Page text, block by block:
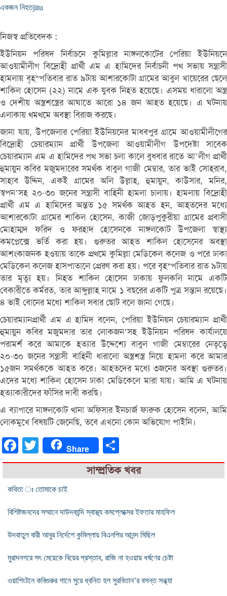
একজন নিহতjitu
নিজস্ব প্রতিবেদক :
ইউনিয়ন পরিষদ নির্বাচনে কুমিল্লার নাঙ্গলকোটের পেরিয়া ইউনিয়নে
আওয়ামীলীগ বিদ্রোহী প্রার্থী এম এ হামিদের নির্বাচনী পথ সভায় সন্ত্রাসী
হামলায় বৃহস্পতিবার রাত ৯টায় আশারকোটা গ্রামের আবুল খায়েরের ছেলে
শাকিল হোসেন (২২) নামে এক যুবক নিহত হয়েছে। এসময় ধারালো অস্ত্র
ও দেশীয় অস্ত্রশস্ত্রের আঘাতে আরো ১৪ জন আহত হয়েছে। এ ঘটনায়
এলাকায় থমথমে অবস্থা বিরাজ করছে।
জানা যায়, উপজেলার পেরিয়া ইউনিয়নের মাধবপুর গ্রামে আওয়ামীলীগের
বিদ্রোহী চেয়ারম্যান প্রার্থী উপজেলা আওয়ামীলীগ উপদেষ্টা সাবেক
চেয়ারম্যান এম এ হামিদের পথ সভা চলা কালে বুধবার রাতে আ’লীগ প্রার্থী
হুমায়ুন কবির মজুমদারের সমর্থক বাবুল গাজী মেম্বার, তার ভাই সোহরাব,
সাহাব উদ্দিন, একই গ্রামের অলি উল্লাহ, হুমায়ুন, কাউসার, মনির,
স্বপন’সহ ২০-৩০ জনের সন্ত্রাসী বাহিনী হামলা চালায়। হামলায় বিদ্রোহী
প্রার্থী এম এ হামিদের অন্তত ১৫ সমর্থক আহত হন, আহতদের মধ্যে
আশারকোটা গ্রামের শাকিল হোসেন, কাজী জোড়পুকুরীয়া গ্রামের প্রবাসী
মোহাম্মদ ফরিদ ও ফরহাদ হোসেনকে নাঙ্গলকোট উপজেলা স্বাস্থ্য
কমপ্লেক্সে ভর্তি করা হয়। গুরুতর আহত শাকিল হোসেনের অবস্থা
আশংকাজনক হওয়ায় তাকে প্রথমে কুমিল্লা মেডিকেল কলেজ ও পরে ঢাকা
মেডিকেল কলেজ হাসপাতালে প্রেরণ করা হয়। পরে বৃহস্পতিবার রাত ৯টায়
তার মৃত্যু হয়। নিহত শাকিল হোসেন ঢাকায় ফুলকলি নামে একটি
বেকারীতে কর্মরত, তার আব্দুল্লাহ নামে ১ বছরের একটি পুত্র সন্তান রয়েছে।
৪ ভাই বোনের মধ্যে শাকিল সবার ছোট বলে জানা গেছে।
চেয়ারম্যানপ্রার্থী এম এ হামিদ বলেন, পেরিয়া ইউনিয়ন চেয়ারম্যান প্রার্থী
হুমায়ুন কবির মজুমদার তার লোকজন’সহ ইউনিয়ন পরিষদ কার্যালয়ে
পরামর্শ করে আমাকে হত্যার উদ্দেশ্যে বাবুল গাজী মেম্বারের নেতৃত্বে
২০-৩০ জনের সন্ত্রাসী বাহিনী ধারালো অস্ত্রশস্ত্র নিয়ে হামলা করে আমার
১৫জন সমর্থককে আহত করে। আহতদের মধ্যে ৩জনের অবস্থা গুরুতর।
এদের মধ্যে শাকিল হোসেন ঢাকা মেডিকেলে মারা যায়। আমি এ ঘটনায়
হত্যাকারীদের ফাঁসির দাবী করছি।
এ ব্যাপারে নাঙ্গলকোট থানা অফিসার ইনচার্জ ফারুক হোসেন বলেন, আমি
লোকমুখে বিষয়টি জেনেছি, তবে এখনো কোন অভিযোগ পাইনি।
FacebookTwitter Share
সাম্প্রতিক খবর
কবিতা ঃ তোমাকে চাই
বিশিষ্টজনদের সম্মানে দাউদকান্দি স্বাস্থ্য কমপ্লেক্সের ইফতার মাহফিল
উদবাতুল বারী আবুর নির্দেশে কুমিল্লায় বিএনপির আনন্দ মিছিল
মুরাদনগরে সৎ মেয়েকে বিয়ের প্রস্তাব, রাজি না হওয়ায় ধর্ষণের চেষ্টা
ওয়াশিংটনে কবিগুরুর গানে সুরে ধ্বনিত হল সুরবিতান’র বসন্ত সন্ধ্যা